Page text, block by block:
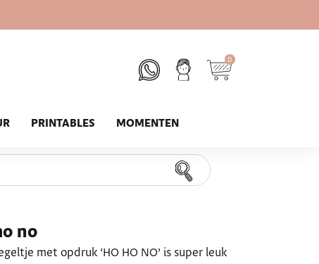
0
PRINTABLES MOMENTEN
no
met opdruk ‘HO HO NO’ is super leuk